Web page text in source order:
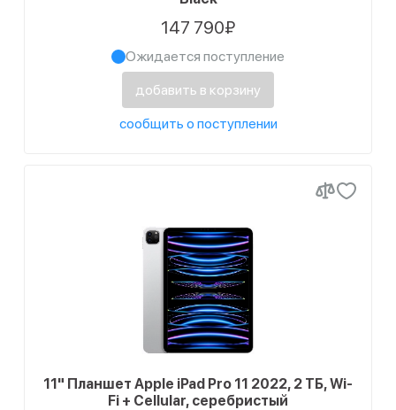
147 790₽
Ожидается поступление
добавить в корзину
сообщить о поступлении
11" Планшет Apple iPad Pro 11 2022, 2 ТБ, Wi-
Fi + Cellular, серебристый